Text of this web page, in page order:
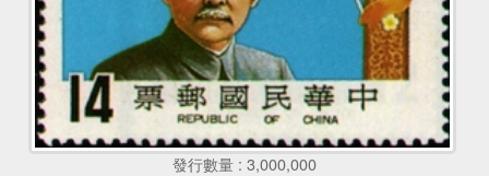
發行數量 : 3,000,000